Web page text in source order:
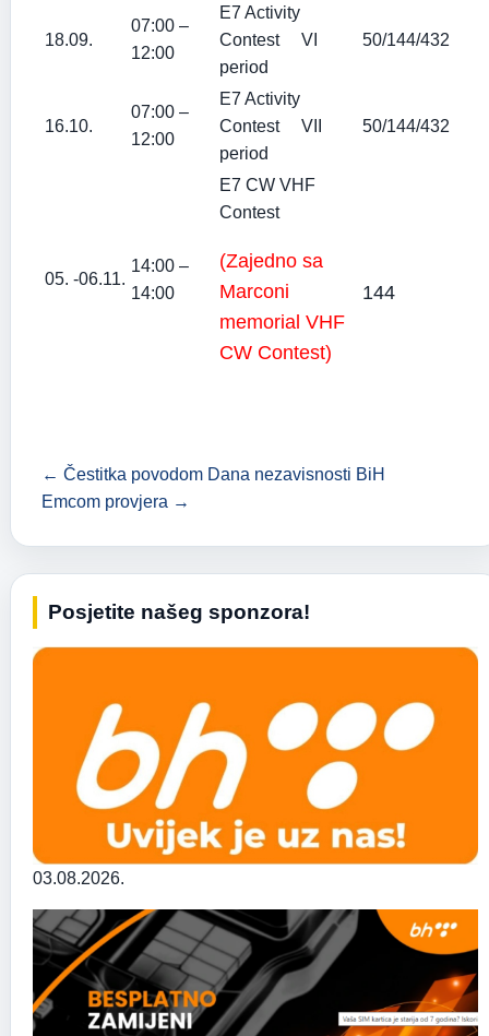
18.09.
07:00 –
12:00
E7 Activity
Contest VI
period
50/144/432
16.10.
07:00 –
12:00
E7 Activity
Contest VII
period
50/144/432
05. -06.11.
14:00 –
14:00
E7 CW VHF
Contest
(Zajedno sa
Marconi
memorial VHF
CW Contest)
144
← Čestitka povodom Dana nezavisnosti BiH
Emcom provjera →
Posjetite našeg sponzora!
03.08.2026.